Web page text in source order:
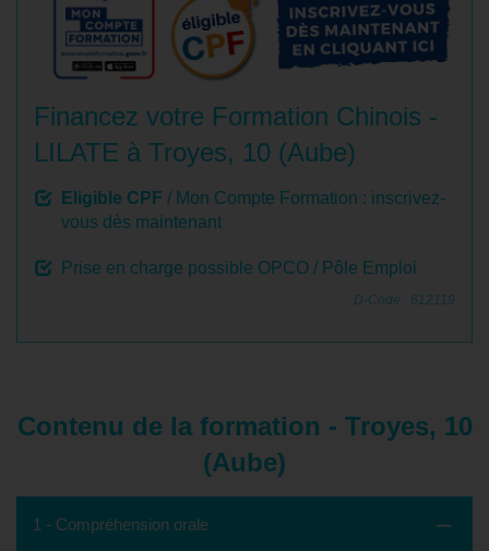
Financez votre Formation Chinois -
LILATE à Troyes, 10 (Aube)
Eligible CPF / Mon Compte Formation : inscrivez-
vous dès maintenant
Prise en charge possible OPCO / Pôle Emploi
D-Code : 612119
Contenu de la formation - Troyes, 10
(Aube)
1 - Compréhension orale